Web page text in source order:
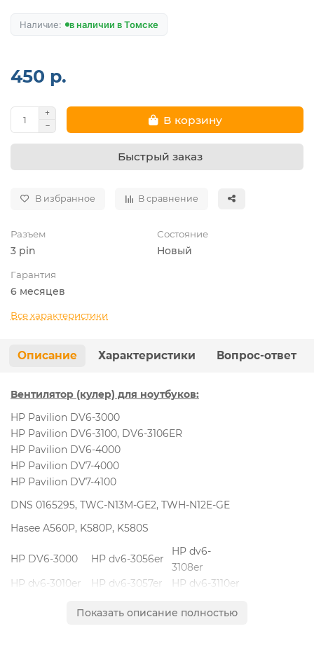
в наличии в Томске
450 р.
В корзину
Быстрый заказ
В избранное В сравнение
Разъем
3 pin
Состояние
Новый
Гарантия
6 месяцев
Все характеристики
Описание Характеристики Вопрос-ответ
Вентилятор (кулер) для ноутбуков:
HP Pavilion DV6-3000
HP Pavilion DV6-3100, DV6-3106ER
HP Pavilion DV6-4000
HP Pavilion DV7-4000
HP Pavilion DV7-4100
DNS 0165295, TWC-N13M-GE2, TWH-N12E-GE
Hasee A560P, K580P, K580S
HP DV6-3000 HP dv6-3056er
HP dv6-
3108er
HP dv6-3010er
HP dv6-3057er
HP dv6-3110er
HP dv6-3013cl
3122er
Показать описание полностью